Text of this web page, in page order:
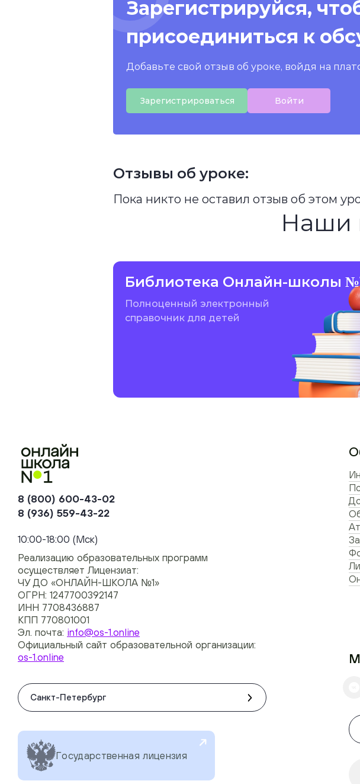
Зарегистрируйся,
присоединиться к
Добавьте свой отзыв об уроке, войдя на
Зарегистрироваться Войти
Отзывы об уроке:
Пока никто не оставил отзыв об этом
Наши
Библиотека Онлайн-школы
Полноценный электронный
справочник для детей
8 (800) 600-43-02
8 (936) 559-43-22
10:00-18:00 (Мск)
Реализацию образовательных программ
осуществляет Лицензиат:
ЧУ ДО «ОНЛАЙН-ШКОЛА №1»
ОГРН: 1247700392147
ИНН 7708436887
КПП 770801001
Эл. почта: info@os-1.online
Официальный сайт образовательной организации:
os-1.online
Санкт-Петербург
Государственная лицензия